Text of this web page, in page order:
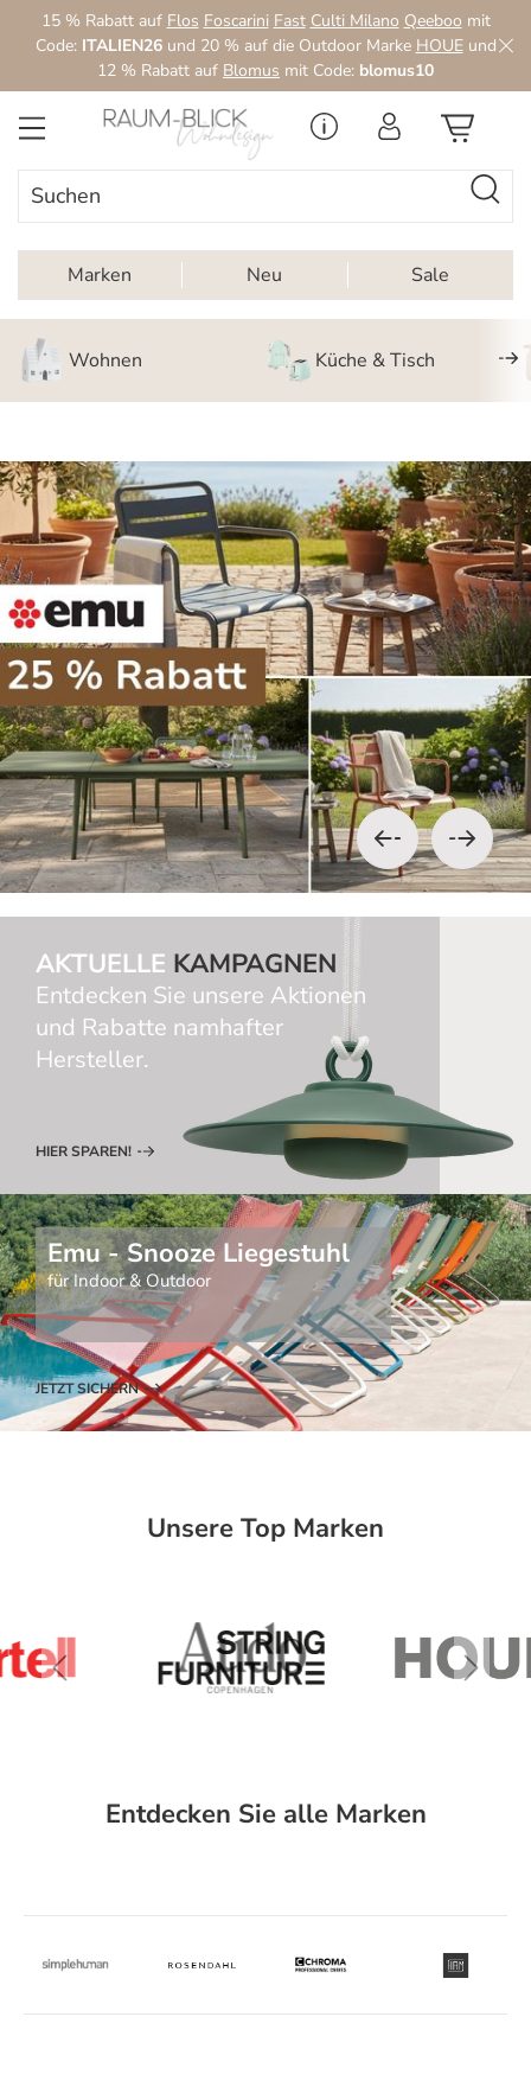
Zum Hauptinhalt springen
15 % Rabatt auf Flos Foscarini Fast Culti Milano Qeeboo mit
Code: ITALIEN26und 20 % auf die Outdoor Marke HOUEund
12 % Rabatt auf Blomus mit Code: blomus10
Marken Neu Sale
Wohnen Küche & Tisch
AKTUELLE KAMPAGNEN
Entdecken Sie unsere Aktionen
und Rabatte namhafter
Hersteller.
HIER SPAREN!
Emu - Snooze Liegestuhl
für Indoor & Outdoor
JETZT SICHERN
Unsere Top Marken
Entdecken Sie alle Marken